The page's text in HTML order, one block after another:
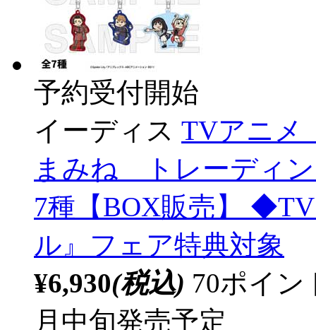
予約受付開始
イーディス TVアニメ
まみね トレーディ
7種【BOX販売】
ル』フェア特典対象
¥6,930(税込) 70ポイ
月中旬発売予定